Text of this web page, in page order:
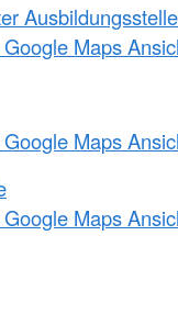
Maps
Maps
Maps